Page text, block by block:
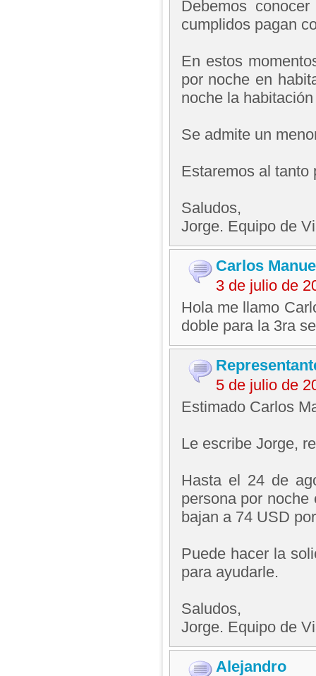
Debemos
cumplidos pagan
En estos
por noche en
noche la
Se admite un
Estaremos al tanto
Saludos,
Jorge. Equipo de
Carlos
3 de julio de
Hola me llamo
doble para la 3ra
5 de julio de
Estimado Carlos
Le escribe Jorge,
Hasta el 24 de
persona por
bajan a 74 USD
Puede hacer la
para ayudarle.
Saludos,
Jorge. Equipo de
Alejandro